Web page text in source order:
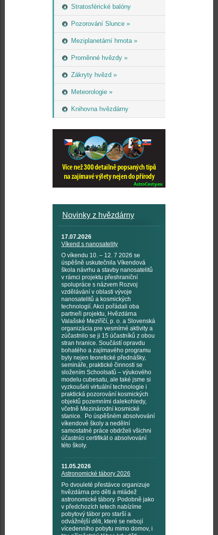
Stratosférické balóny
Pozorování Slunce »
Meziplanetární hmota »
Proměnné hvězdy »
Zákryty hvězd »
Meteorologie »
Knihovna hvězdárny
Novinky z hvězdárny
17.07.2026
Víkend s nanosatelity
O víkendu 10. – 12. 7 2026 se
úspěšně uskutečnila Víkendová
škola návrhu a stavby nanosatelitů
v rámci projektu přeshraniční
spolupráce s názvem Rozvoj
vzdělávání v oblasti vývoje
nanosatelitů a kosmických
technologií. Akci pořádali oba
partneři projektu, Hvězdárna
Valašské Meziříčí, p. o. a Slovenská
organizácia pre vesmírné aktivity a
zúčastnilo se ji 15 účastníků z obou
stran hranice. Součástí opravdu
bohatého a zajímavého programu
byly nejen teoretické přednášky,
semináře, praktické činnosti se
složením Schoolsatů – výukového
modelu cubesatu, ale také jsme si
vyzkoušeli virtuální technologie i
praktická pozorování kosmických
objektů pozemními dalekohledy,
včetně Mezinárodní kosmické
stanice. Po úspěšném absolvování
víkendové školy a nedělní
samostatné práce obdrželi všichni
účastníci certifikát o absolvování
této školy.
11.05.2026
Astronomické tábory 2026
Po dvouleté přestávce organizuje
hvězdárna pro děti a mládež
astronomické tábory. Podobně jako
v předchozích letech nabízíme
pobytový tábor pro starší a
odvážnější děti, které se nebojí
vícedenního pobytu mimo domov, i